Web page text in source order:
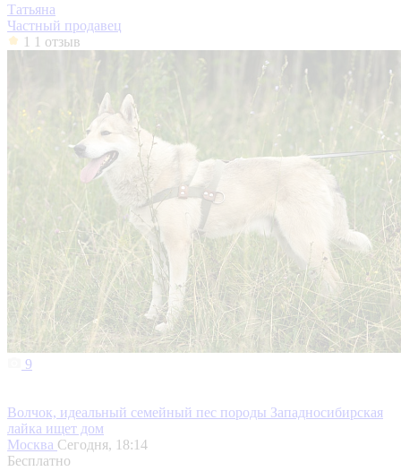
Татьяна
Частный продавец
1 1 отзыв
9
Волчок, идеальный семейный пес породы Западносибирская
лайка ищет дом
Москва Сегодня, 18:14
Бесплатно